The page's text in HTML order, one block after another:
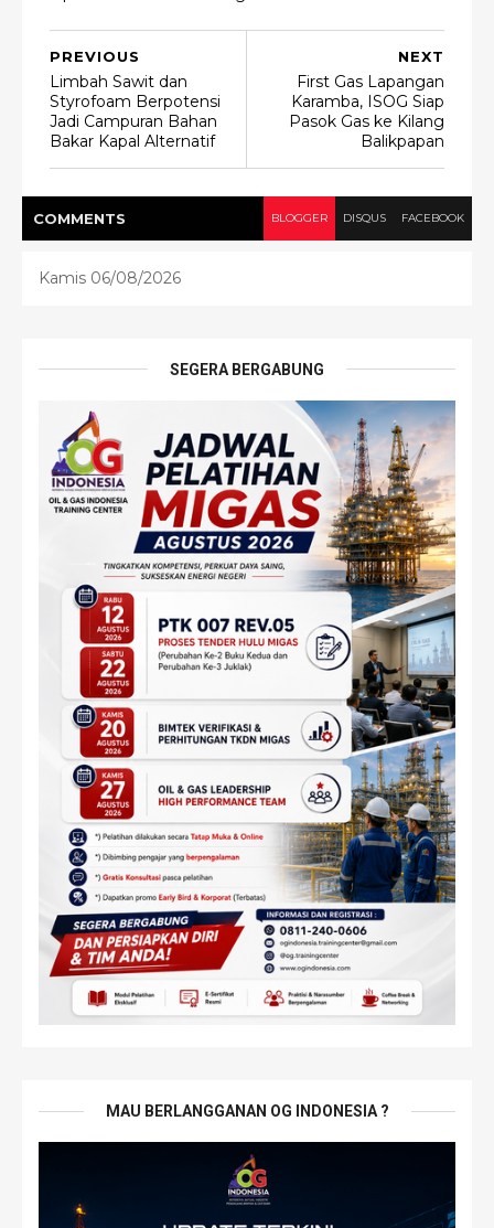
NEXT
First Gas Lapangan
Karamba, ISOG Siap
Pasok Gas ke Kilang
Balikpapan
PREVIOUS
Limbah Sawit dan
Styrofoam Berpotensi
Jadi Campuran Bahan
Bakar Kapal Alternatif
COMMENTS BLOGGER DISQUS FACEBOOK
Kamis 06/08/2026
SEGERA BERGABUNG
MAU BERLANGGANAN OG INDONESIA ?